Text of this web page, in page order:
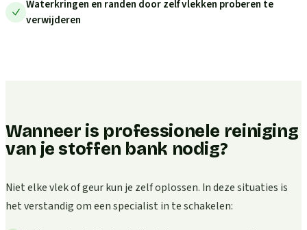
Waterkringen en randen door zelf vlekken proberen te
verwijderen
Wanneer is professionele reiniging
van je stoffen bank nodig?
Niet elke vlek of geur kun je zelf oplossen. In deze situaties is
het verstandig om een specialist in te schakelen: